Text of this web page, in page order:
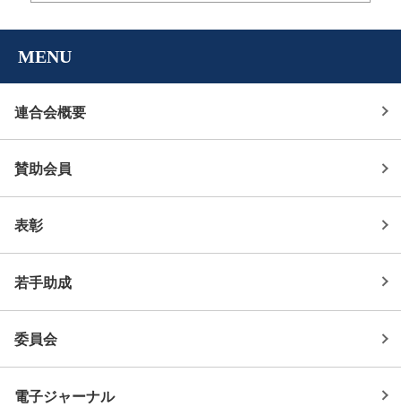
MENU
連合会概要
賛助会員
表彰
若手助成
委員会
電子ジャーナル